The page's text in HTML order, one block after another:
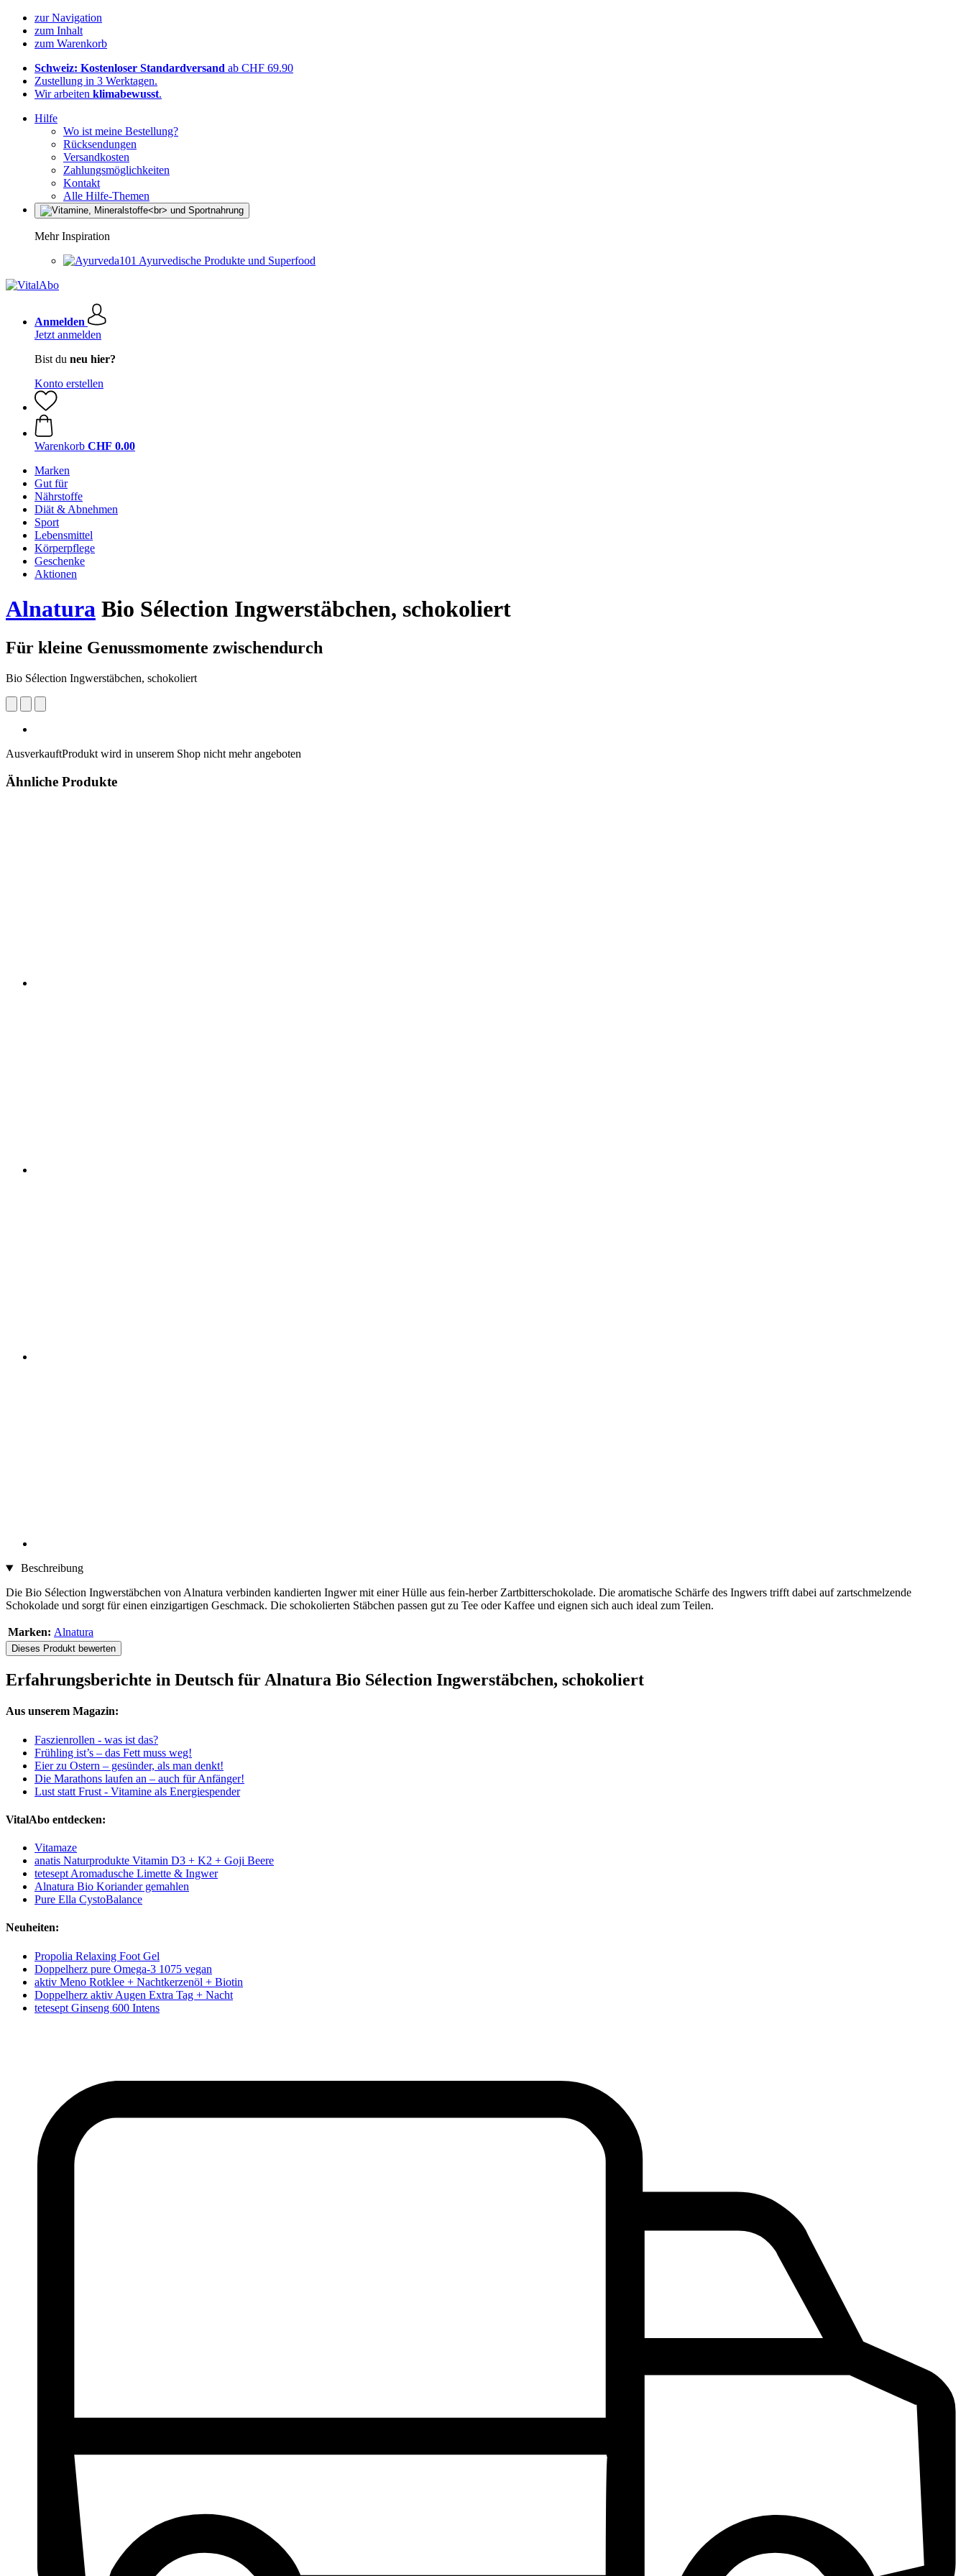
zur Navigation
zum Inhalt
zum Warenkorb
Schweiz: Kostenloser Standardversand ab CHF 69.90
Zustellung in 3 Werktagen.
Wir arbeiten klimabewusst.
Hilfe
Wo ist meine Bestellung?
Rücksendungen
Versandkosten
Zahlungsmöglichkeiten
Kontakt
Alle Hilfe-Themen
Mehr Inspiration
Ayurvedische Produkte und Superfood
Anmelden
Jetzt anmelden
Bist du neu hier?
Konto erstellen
Warenkorb CHF 0.00
Marken
Gut für
Nährstoffe
Diät & Abnehmen
Sport
Lebensmittel
Körperpflege
Geschenke
Aktionen
Alnatura Bio Sélection Ingwerstäbchen, schokoliert
Für kleine Genussmomente zwischendurch
Bio Sélection Ingwerstäbchen, schokoliert
AusverkauftProdukt wird in unserem Shop nicht mehr angeboten
Ähnliche Produkte
Beschreibung
Die Bio Sélection Ingwerstäbchen von Alnatura verbinden kandierten Ingwer mit einer Hülle aus fein-herber Zartbitterschokolade. Die aromatische Schärfe des Ingwers trifft dabei auf zartschmelzende
Schokolade und sorgt für einen einzigartigen Geschmack. Die schokolierten Stäbchen passen gut zu Tee oder Kaffee und eignen sich auch ideal zum Teilen.
Marken: Alnatura
Dieses Produkt bewerten
Erfahrungsberichte in Deutsch für Alnatura Bio Sélection Ingwerstäbchen, schokoliert
Aus unserem Magazin:
Faszienrollen - was ist das?
Frühling ist’s – das Fett muss weg!
Eier zu Ostern – gesünder, als man denkt!
Die Marathons laufen an – auch für Anfänger!
Lust statt Frust - Vitamine als Energiespender
VitalAbo entdecken:
Vitamaze
anatis Naturprodukte Vitamin D3 + K2 + Goji Beere
tetesept Aromadusche Limette & Ingwer
Alnatura Bio Koriander gemahlen
Pure Ella CystoBalance
Neuheiten:
Propolia Relaxing Foot Gel
Doppelherz pure Omega-3 1075 vegan
aktiv Meno Rotklee + Nachtkerzenöl + Biotin
Doppelherz aktiv Augen Extra Tag + Nacht
tetesept Ginseng 600 Intens